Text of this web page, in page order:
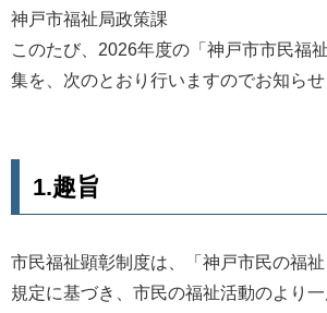
神戸市福祉局政策課
このたび、2026年度の「神戸市市民福
集を、次のとおり行いますのでお知らせ
1.趣旨
市民福祉顕彰制度は、「神戸市民の福
規定に基づき、市民の福祉活動のより